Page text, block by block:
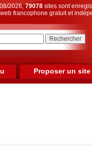
2026,79078sites sont
francophone gratuit et
Proposer un site